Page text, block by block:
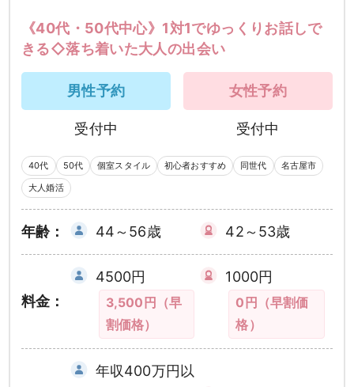
《40代・50代中心》1対1でゆっくりお話しで
きる◇落ち着いた大人の出会い
男性予約
受付中
女性予約
受付中
40代 50代 個室スタイル 初心者おすすめ 同世代 名古屋市
大人婚活
年齢： 44～56歳 42～53歳
料金：
4500円
3,500円（早
割価格）
1000円
0円（早割価
格）
年収400万円以